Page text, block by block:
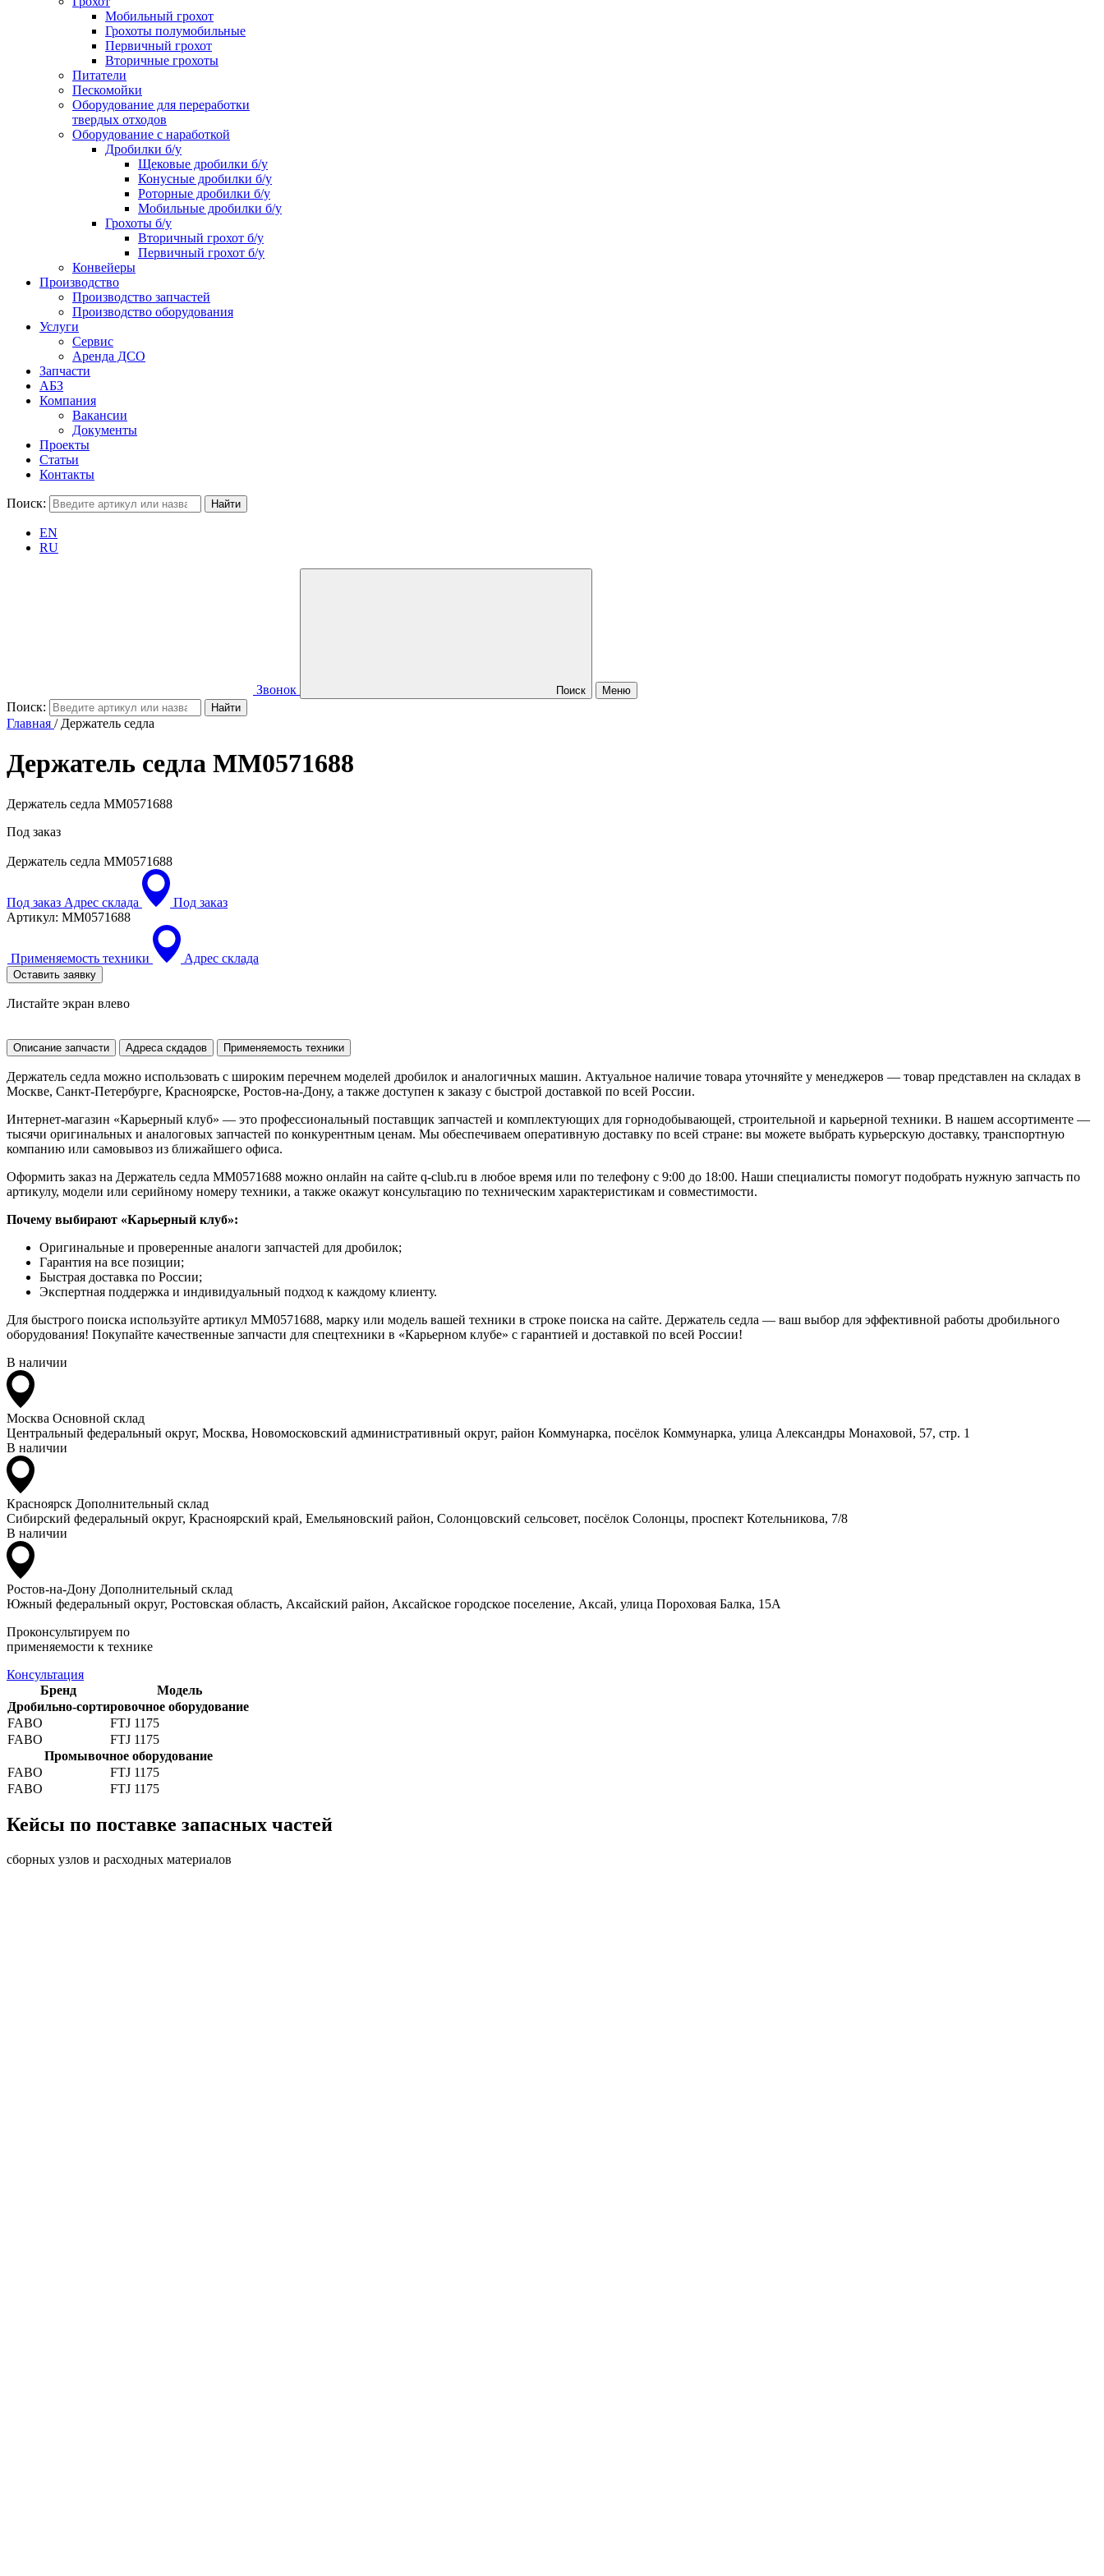
Мобильный грохот
Грохоты полумобильные
Первичный грохот
Вторичные грохоты
Питатели
Пескомойки
Оборудование для переработки
твердых отходов
Оборудование с наработкой
Дробилки б/у
Щековые дробилки б/у
Конусные дробилки б/у
Роторные дробилки б/у
Мобильные дробилки б/у
Грохоты б/у
Вторичный грохот б/у
Первичный грохот б/у
Конвейеры
Производство
Производство запчастей
Производство оборудования
Услуги
Сервис
Аренда ДСО
Запчасти
АБЗ
Компания
Вакансии
Документы
Проекты
Статьи
Контакты
Поиск:
EN
RU
Звонок Поиск Меню
Поиск:
Главная / Держатель седла
Держатель седла MM0571688
Держатель седла MM0571688
Под заказ
Держатель седла MM0571688
Под заказ Адрес склада
Под заказ
Артикул: MM0571688
Применяемость техники Адрес склада
Оставить заявку
Листайте экран влево
Описание запчасти Адреса скдадов Применяемость техники
Держатель седла можно использовать с широким перечнем моделей дробилок и аналогичных машин. Актуальное наличие товара уточняйте у менеджеров — товар представлен на складах в
Москве, Санкт-Петербурге, Красноярске, Ростов-на-Дону, а также доступен к заказу с быстрой доставкой по всей России.
Интернет-магазин «Карьерный клуб» — это профессиональный поставщик запчастей и комплектующих для горнодобывающей, строительной и карьерной техники. В нашем ассортименте —
тысячи оригинальных и аналоговых запчастей по конкурентным ценам. Мы обеспечиваем оперативную доставку по всей стране: вы можете выбрать курьерскую доставку, транспортную
компанию или самовывоз из ближайшего офиса.
Оформить заказ на Держатель седла MM0571688 можно онлайн на сайте q-club.ru в любое время или по телефону с 9:00 до 18:00. Наши специалисты помогут подобрать нужную запчасть по
артикулу, модели или серийному номеру техники, а также окажут консультацию по техническим характеристикам и совместимости.
Почему выбирают «Карьерный клуб»:
Оригинальные и проверенные аналоги запчастей для дробилок;
Гарантия на все позиции;
Быстрая доставка по России;
Экспертная поддержка и индивидуальный подход к каждому клиенту.
Для быстрого поиска используйте артикул MM0571688, марку или модель вашей техники в строке поиска на сайте. Держатель седла — ваш выбор для эффективной работы дробильного
оборудования! Покупайте качественные запчасти для спецтехники в «Карьерном клубе» с гарантией и доставкой по всей России!
В наличии
Москва Основной склад
Центральный федеральный округ, Москва, Новомосковский административный округ, район Коммунарка, посёлок Коммунарка, улица Александры Монаховой, 57, стр. 1
В наличии
Красноярск Дополнительный склад
Сибирский федеральный округ, Красноярский край, Емельяновский район, Солонцовский сельсовет, посёлок Солонцы, проспект Котельникова, 7/8
В наличии
Ростов-на-Дону Дополнительный склад
Южный федеральный округ, Ростовская область, Аксайский район, Аксайское городское поселение, Аксай, улица Пороховая Балка, 15А
Проконсультируем по
применяемости к технике
Консультация
Бренд
Модель
Дробильно-сортировочное оборудование
FABO
FTJ 1175
FABO
FTJ 1175
Промывочное оборудование
FABO
FTJ 1175
FABO
FTJ 1175
Кейсы по поставке запасных частей
сборных узлов и расходных материалов